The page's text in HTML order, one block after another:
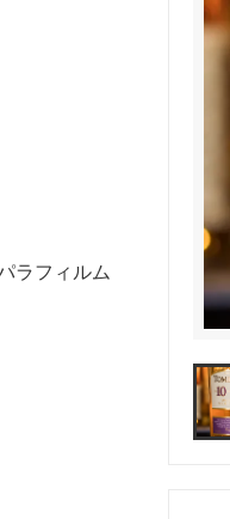
ラフィルム